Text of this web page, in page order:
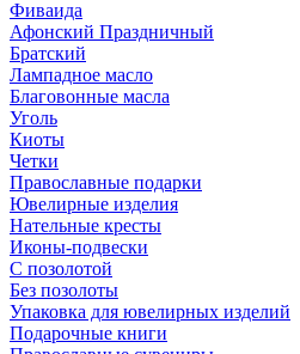
Фиваида
Афонский Праздничный
Братский
Лампадное масло
Благовонные масла
Уголь
Киоты
Четки
Православные подарки
Ювелирные изделия
Нательные кресты
Иконы-подвески
С позолотой
Без позолоты
Упаковка для ювелирных изделий
Подарочные книги